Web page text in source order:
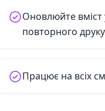
Оновлюйте вміст
повторного друку
Працює на всіх